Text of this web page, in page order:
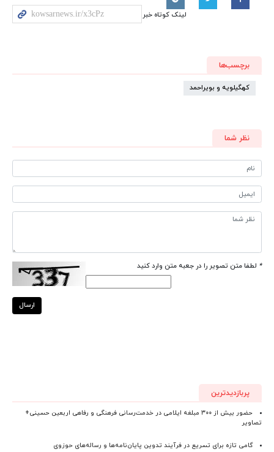
لینک کوتاه خبر
برچسب‌ها
کهگیلویه و بویراحمد
نظر شما
* لطفا متن تصویر را در جعبه متن وارد کنید
ارسال
پربازدیدترین
حضور بیش از ۳۰۰ مبلغه ایلامی در خدمت‌رسانی فرهنگی و رفاهی اربعین حسینی+
تصاویر
گامی تازه برای تسریع در فرآیند تدوین پایان‌نامه‌ها و رساله‌های حوزوی